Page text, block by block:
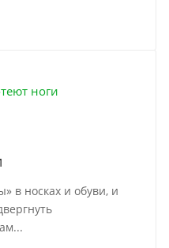
в носках и обуви, и